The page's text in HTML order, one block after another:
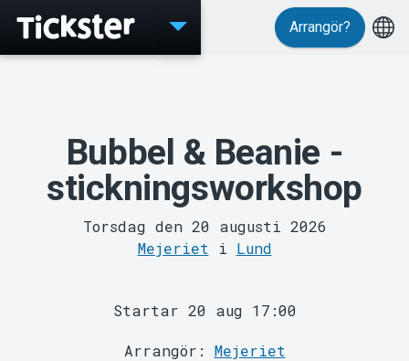
MyTickster
Arrangör?
Bubbel & Beanie -
stickningsworkshop
Torsdag den 20 augusti 2026
Mejeriet i Lund
Startar 20 aug 17:00
Arrangör: Mejeriet